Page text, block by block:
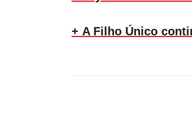
+ A Filho Único